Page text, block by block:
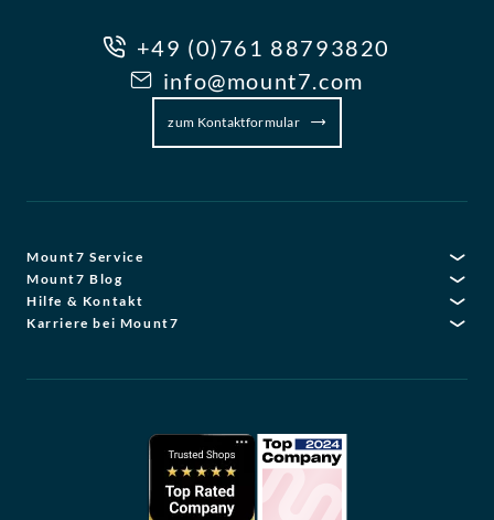
+49 (0)761 88793820
info@mount7.com
zum Kontaktformular
Mount7 Service
Mount7 Blog
Hilfe & Kontakt
Karriere bei Mount7